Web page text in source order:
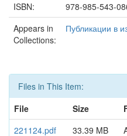
ISBN:
978-985-543-
Appears in
Collections:
Публикации в
Files in This Item:
File
Size
221124.pdf
33.39 MB